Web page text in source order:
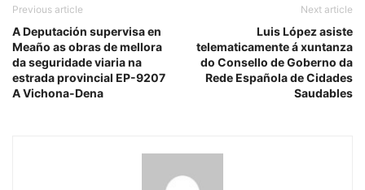
Previous article
A Deputación supervisa en
Meaño as obras de mellora
da seguridade viaria na
estrada provincial EP-9207
A Vichona-Dena
Next article
Luis López asiste
telematicamente á xuntanza
do Consello de Goberno da
Rede Española de Cidades
Saudables